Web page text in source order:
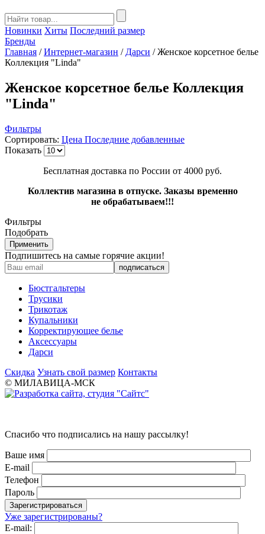
Новинки Хиты Последний размер
Бренды
Главная / Интернет-магазин / Дарси /Женское корсетное белье
Коллекция "Linda"
Женское корсетное белье Коллекция
"Linda"
Фильтры
Сортировать: Цена Последние добавленные
Показать
Бесплатная доставка по России от 4000 руб.
Коллектив магазина в отпуске. Заказы временно
не обрабатываем!!!
Фильтры
Подобрать
Применить
Подпишитесь на самые горячие акции!
Бюстгальтеры
Трусики
Трикотаж
Купальники
Корректирующее белье
Аксессуары
Дарси
Скидка Узнать свой размер Контакты
© МИЛАВИЦА-МСК
Спасибо что подписались на нашу рассылку!
Ваше имя
E-mail
Телефон
Пароль
Уже зарегистрированы?
E-mail: